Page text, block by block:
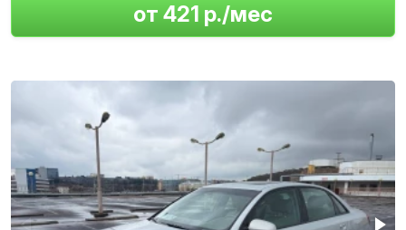
от 421 р./мес